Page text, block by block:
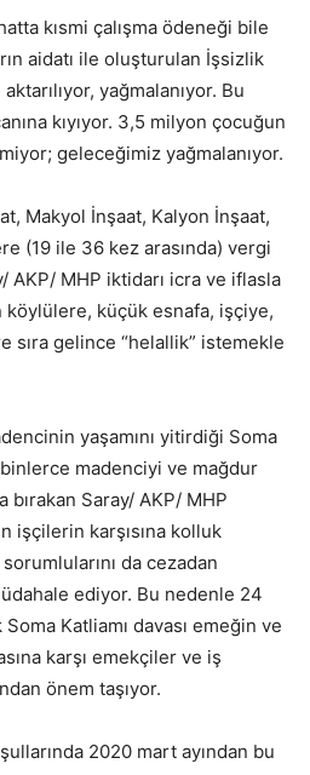
kısmi çalışma ödeneği bile
aidatı ile oluşturulan İşsizlik
yağmalanıyor. Bu
kıyıyor. 3,5 milyon çocuğun
geleceğimiz yağmalanıyor.
Makyol İnşaat, Kalyon İnşaat,
(19 ile 36 kez arasında) vergi
AKP/ MHP iktidarı icra ve iflasla
köylülere, küçük esnafa, işçiye,
sıra gelince “helallik” istemekle
yaşamını yitirdiği Soma
binlerce madenciyi ve mağdur
Saray/ AKP/ MHP
işçilerin karşısına kolluk
da cezadan
ediyor. Bu nedenle 24
Katliamı davası emeğin ve
karşı emekçiler ve iş
önem taşıyor.
2020 mart ayından bu